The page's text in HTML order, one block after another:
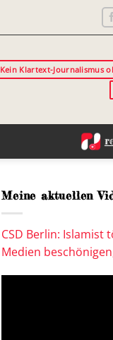
Kein Klartext-Journalismus
Meine aktuellen
CSD Berlin: Islamist
Medien